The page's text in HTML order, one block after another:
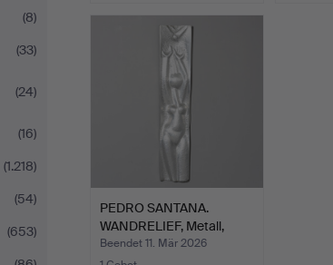
(8)
(33)
(24)
(16)
(1.218)
(54)
(653)
PEDRO SANTANA.
WANDRELIEF, Metall,
rücksei…
Beendet 11. Mär 2026